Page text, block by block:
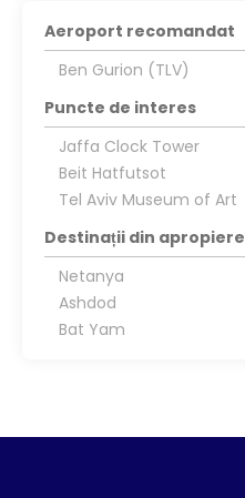
Aeroport recomandat
Ben Gurion (TLV)
Puncte de interes
Jaffa Clock Tower
Beit Hatfutsot
Tel Aviv Museum of Art
Destinații din apropiere
Netanya
Ashdod
Bat Yam